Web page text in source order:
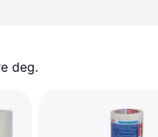
deg.